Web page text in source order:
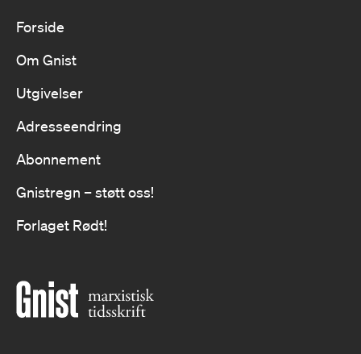
Forside
Om Gnist
Utgivelser
Adresseendring
Abonnement
Gnistregn – støtt oss!
Forlaget Rødt!